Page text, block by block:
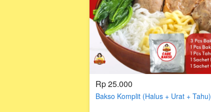
Rp 25.000
Bakso Komplit (Halus + Urat + Tahu)